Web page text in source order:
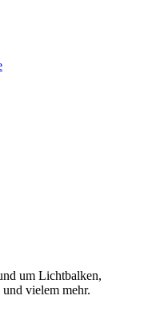
um Lichtbalken,
vielem mehr.